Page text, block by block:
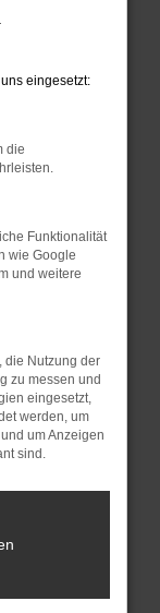
deine
einem
Stand
dazu
nicht mehr
versucht
Du kannst
der
eingesetzt:
die
Funktionalität
wie Google
und weitere
die Nutzung der
zu messen und
eingesetzt,
werden, um
um Anzeigen
sind.